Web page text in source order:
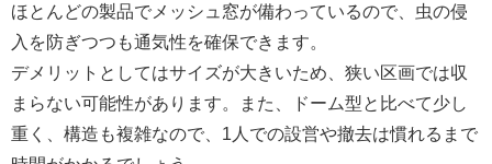
ほとんどの製品でメッシュ窓が備わっているので、虫の侵
入を防ぎつつも通気性を確保できます。
デメリットとしてはサイズが大きいため、狭い区画では収
まらない可能性があります。また、ドーム型と比べて少し
重く、構造も複雑なので、1人での設営や撤去は慣れるまで